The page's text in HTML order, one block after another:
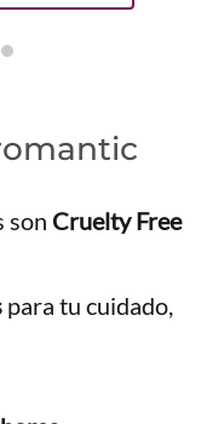
son Cruelty Free
para tu cuidado,